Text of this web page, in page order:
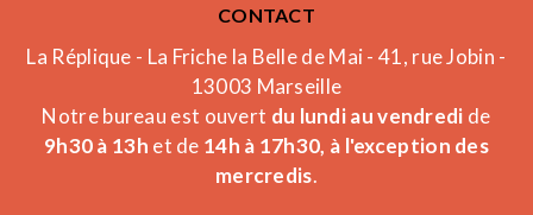
CONTACT
La Réplique - La Friche la Belle de Mai - 41, rue Jobin -
13003 Marseille
Notre bureau est ouvert du lundi au vendredi de
9h30 à 13h et de 14h à 17h30, à l'exception des
mercredis.